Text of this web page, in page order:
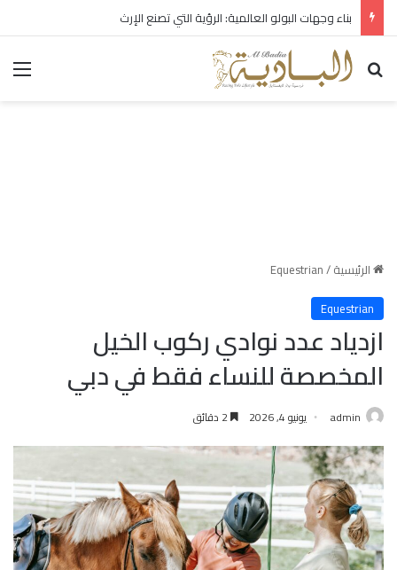
بناء وجهات البولو العالمية: الرؤية التي تصنع الإرث
بحث عن
الرئيسية/
Equestrian
Equestrian
ازدياد عدد نوادي ركوب الخيل
المخصصة للنساء فقط في دبي
admin يونيو 4, 2026